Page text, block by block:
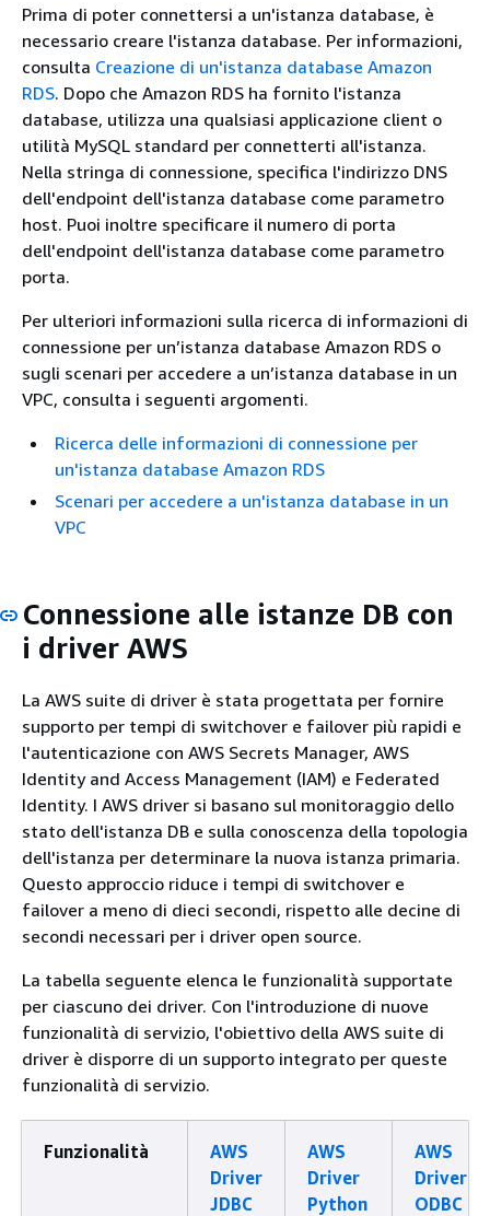
Prima di poter connettersi a un'istanza database, è
necessario creare l'istanza database. Per informazioni,
consulta Creazione di un'istanza database Amazon
RDS. Dopo che Amazon RDS ha fornito l'istanza
database, utilizza una qualsiasi applicazione client o
utilità MySQL standard per connetterti all'istanza.
Nella stringa di connessione, specifica l'indirizzo DNS
dell'endpoint dell'istanza database come parametro
host. Puoi inoltre specificare il numero di porta
dell'endpoint dell'istanza database come parametro
porta.
Per ulteriori informazioni sulla ricerca di informazioni di
connessione per un’istanza database Amazon RDS o
sugli scenari per accedere a un’istanza database in un
VPC, consulta i seguenti argomenti.
Ricerca delle informazioni di connessione per
un'istanza database Amazon RDS
Scenari per accedere a un'istanza database in un
VPC
Connessione alle istanze DB con
i driver AWS
La AWS suite di driver è stata progettata per fornire
supporto per tempi di switchover e failover più rapidi e
l'autenticazione con AWS Secrets Manager, AWS
Identity and Access Management (IAM) e Federated
Identity. I AWS driver si basano sul monitoraggio dello
stato dell'istanza DB e sulla conoscenza della topologia
dell'istanza per determinare la nuova istanza primaria.
Questo approccio riduce i tempi di switchover e
failover a meno di dieci secondi, rispetto alle decine di
secondi necessari per i driver open source.
La tabella seguente elenca le funzionalità supportate
per ciascuno dei driver. Con l'introduzione di nuove
funzionalità di servizio, l'obiettivo della AWS suite di
driver è disporre di un supporto integrato per queste
funzionalità di servizio.
Funzionalità
AWS
Driver
JDBC
AWS
Driver
Python
AWS
Driver
ODBC